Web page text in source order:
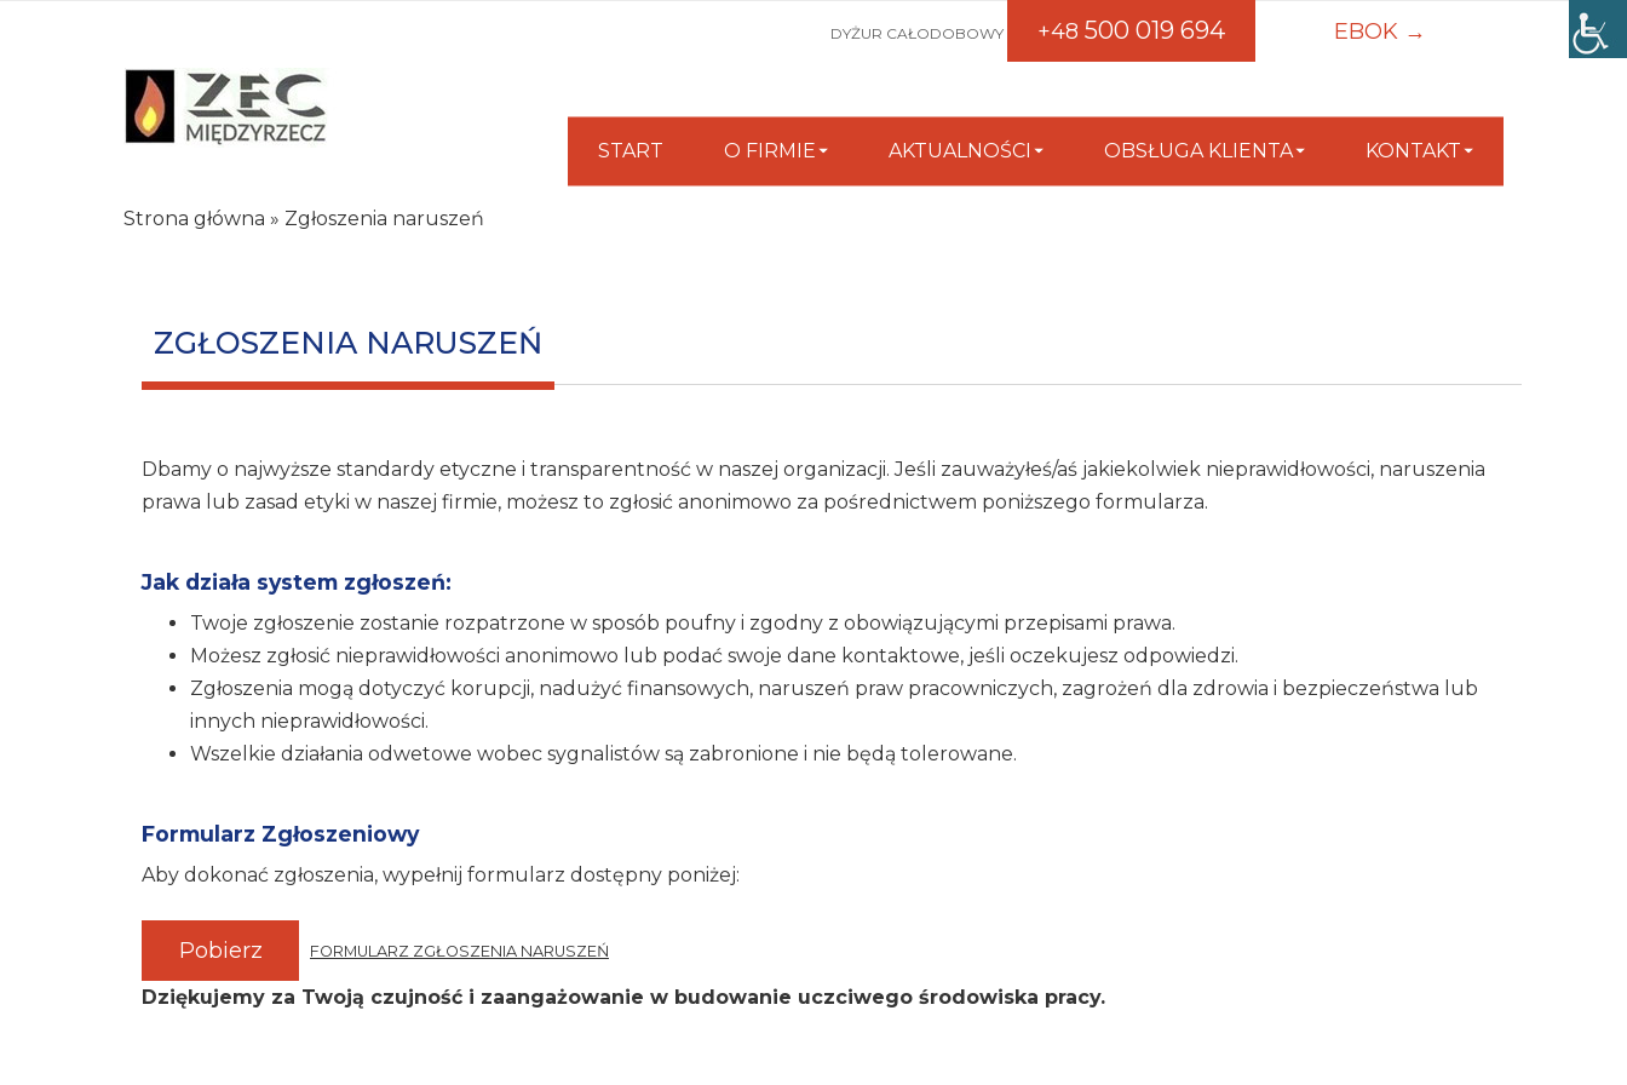
DYŻUR CAŁODOBOWY +48 500 019 694 EBOK →
START O FIRMIE AKTUALNOŚCI OBSŁUGA KLIENTA KONTAKT
Strona główna » Zgłoszenia naruszeń
ZGŁOSZENIA NARUSZEŃ
Dbamy o najwyższe standardy etyczne i transparentność w naszej organizacji. Jeśli zauważyłeś/aś jakiekolwiek nieprawidłowości, naruszenia
prawa lub zasad etyki w naszej firmie, możesz to zgłosić anonimowo za pośrednictwem poniższego formularza.
Jak działa system zgłoszeń:
Twoje zgłoszenie zostanie rozpatrzone w sposób poufny i zgodny z obowiązującymi przepisami prawa.
Możesz zgłosić nieprawidłowości anonimowo lub podać swoje dane kontaktowe, jeśli oczekujesz odpowiedzi.
Zgłoszenia mogą dotyczyć korupcji, nadużyć finansowych, naruszeń praw pracowniczych, zagrożeń dla zdrowia i bezpieczeństwa lub
innych nieprawidłowości.
Wszelkie działania odwetowe wobec sygnalistów są zabronione i nie będą tolerowane.
Formularz Zgłoszeniowy
Aby dokonać zgłoszenia, wypełnij formularz dostępny poniżej:
FORMULARZ ZGŁOSZENIA NARUSZEŃ
Pobierz
Dziękujemy za Twoją czujność i zaangażowanie w budowanie uczciwego środowiska pracy.